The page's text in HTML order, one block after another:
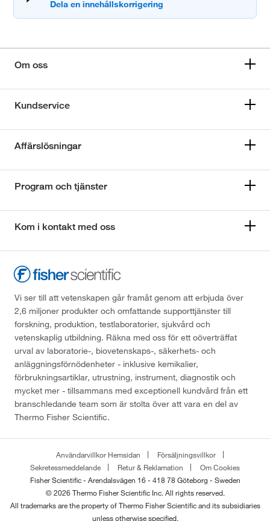
Om oss
Kundservice
Affärslösningar
Program och tjänster
Kom i kontakt med oss
Vi ser till att vetenskapen går framåt genom att erbjuda över
2,6 miljoner produkter och omfattande supporttjänster till
forskning, produktion, testlaboratorier, sjukvård och
vetenskaplig utbildning. Räkna med oss för ett oöverträffat
urval av laboratorie-, biovetenskaps-, säkerhets- och
anläggningsförnödenheter - inklusive kemikalier,
förbrukningsartiklar, utrustning, instrument, diagnostik och
mycket mer - tillsammans med exceptionell kundvård från ett
branschledande team som är stolta över att vara en del av
Thermo Fisher Scientific.
Användarvillkor Hemsidan
Försäljningsvillkor
Sekretessmeddelande
Retur & Reklamation
Om Cookies
Fisher Scientific - Arendalsvägen 16 - 418 78 Göteborg - Sweden
© 2026 Thermo Fisher Scientific Inc. All rights reserved.
All trademarks are the property of Thermo Fisher Scientific and its subsidiaries
unless otherwise specified.